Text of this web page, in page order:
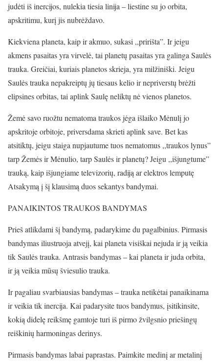
judėti iš inercijos, nulekia tiesia linija – liestine su jo orbita,
apskritimu, kurį jis nubrėždavo.
Kiekviena planeta, kaip ir akmuo, sukasi ,,pririšta”. Ir jeigu
akmens pasaitas yra virvelė, tai planetų pasaitas yra galinga Saulės
trauka. Greičiai, kuriais planetos skrieja, yra milžiniški. Jeigu
Saulės trauka nepakreiptų jų tiesaus kelio ir nepriverstų brėžti
elipsines orbitas, tai aplink Saulę neliktų nė vienos planetos.
Žemė savo ruožtu nematoma traukos jėga išlaiko Mėnulį jo
apskritoje orbitoje, priversdama skrieti aplink save. Bet kas
atsitiktų, jeigu staiga nupjautume tuos nematomus ,,traukos lynus”
tarp Žemės ir Mėnulio, tarp Saulės ir planetų? Jeigu ,,išjungtume”
trauką, kaip išjungiame televizorių, radiją ar elektros lemputę
Atsakymą į šį klausimą duos sekantys bandymai.
PANAIKINTOS TRAUKOS BANDYMAS
Prieš atlikdami šį bandymą, padarykime du pagalbinius. Pirmasis
bandymas iliustruoja atvejį, kai planeta visiškai nejuda ir ją veikia
tik Saulės trauka. Antrasis bandymas – kai planeta ir juda orbita,
ir ją veikia mūsų šviesulio trauka.
Ir pagaliau svarbiausias bandymas – trauka netikėtai panaikinama
ir veikia tik inercija. Kai padarysite tuos bandymus, įsitikinsite,
kokią didelę reikšmę gamtoje turi iš pirmo žvilgsnio priešingų
reiškinių harmoningas derinys.
Pirmasis bandymas labai paprastas. Paimkite medinį ar metalinį